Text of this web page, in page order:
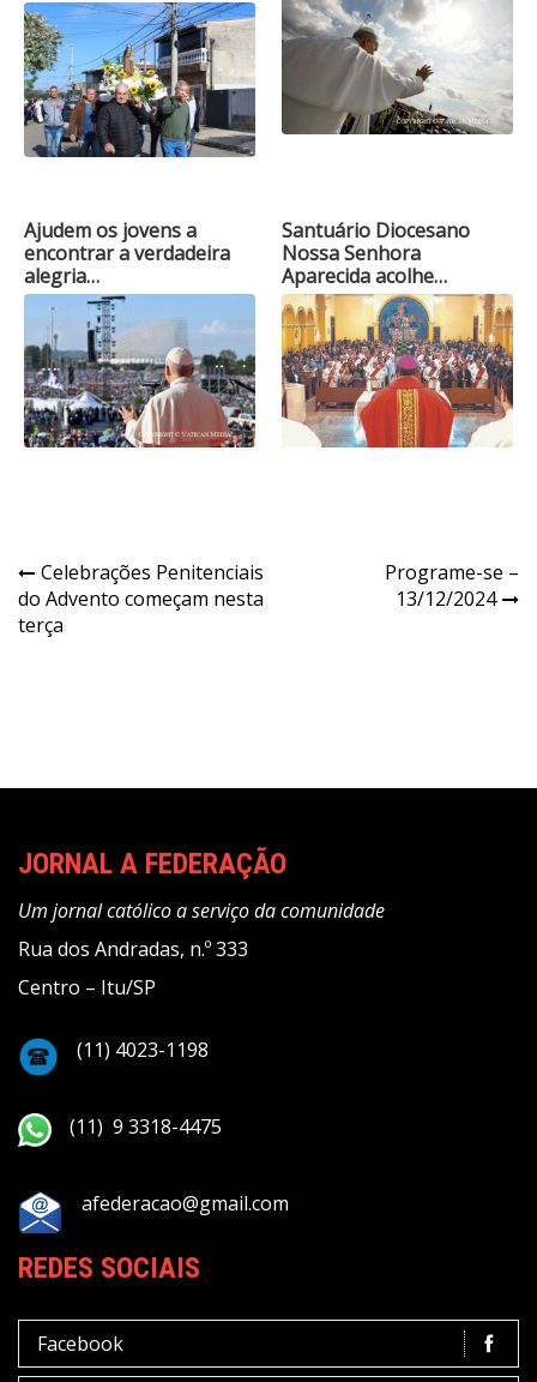
Ajudem os jovens a
encontrar a verdadeira
alegria…
Santuário Diocesano
Nossa Senhora
Aparecida acolhe…
Navegação
de
Celebrações Penitenciais
do Advento começam nesta
terça
Programe-se –
13/12/2024
JORNAL A FEDERAÇÃO
Um jornal católico a serviço da comunidade
Rua dos Andradas, n.º 333
Centro – Itu/SP
(11) 4023-1198
(11) 9 3318-4475
afederacao@gmail.com
REDES SOCIAIS
Facebook